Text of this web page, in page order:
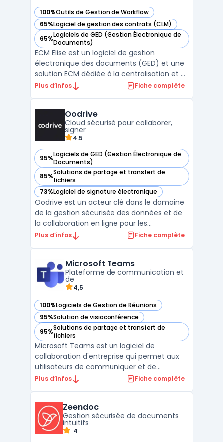
100%Outils de Gestion de Workflow
— voir ECM Elise dans cette catégorie
65%Logiciel de gestion des contrats (CLM)
— voir ECM Elise dans cette catégorie
65%Logiciels de GED (Gestion Électronique de
Documents)
— voir ECM Elise dans cette catégorie
ECM Elise est un logiciel de gestion
électronique des documents (GED) et une
solution ECM dédiée à la centralisation et à
l’automatisation des processus
gestion complète des documents, depuis
leur création, leur validation, jusqu’à ...
Plus d’infos Fiche complète
Oodrive
Cloud sécurisé pour collaborer,
signer
4.5
95%Logiciels de GED (Gestion Électronique de
Documents)
— voir Oodrive dans cette catégorie
85%Solutions de partage et transfert de
fichiers
— voir Oodrive dans cette catégorie
73%Logiciel de signature électronique
— voir Oodrive dans cette catégorie
Oodrive est un acteur clé dans le domaine
de la gestion sécurisée des données et de
la collaboration en ligne pour les
entreprises. Avec ses solutions certifiées et
partenaire privilégié pour les organisations
cherchant à sécuriser leu ...
Plus d’infos Fiche complète
Microsoft Teams
Plateforme de communication et
de
4,5
100%Logiciels de Gestion de Réunions
— voir Microsoft Teams dans cette catégorie
95%Solution de visioconférence
— voir Microsoft Teams dans cette catégorie
95%Solutions de partage et transfert de
fichiers
— voir Microsoft Teams dans cette catégorie
Microsoft Teams est un logiciel de
collaboration d'entreprise qui permet aux
utilisateurs de communiquer et de
collaborer efficacement avec des équipes
communiquer via des chats, des appels
audio et des appels vidéo. Il offre égal ...
Plus d’infos Fiche complète
Zeendoc
Gestion sécurisée de documents
intuitifs
4